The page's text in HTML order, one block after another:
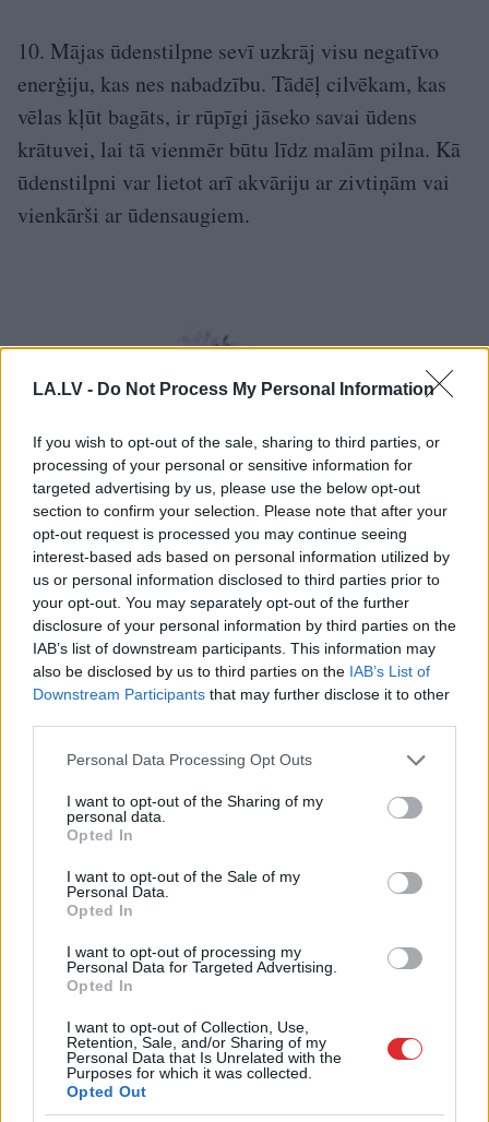
LA.LV - Do Not Process My Personal Information
If you wish to opt-out of the sale, sharing to third parties, or
processing of your personal or sensitive information for
targeted advertising by us, please use the below opt-out
section to confirm your selection. Please note that after your
opt-out request is processed you may continue seeing
interest-based ads based on personal information utilized by
us or personal information disclosed to third parties prior to
your opt-out. You may separately opt-out of the further
disclosure of your personal information by third parties on the
IAB’s list of downstream participants. This information may
also be disclosed by us to third parties on the IAB’s List of
Downstream Participants that may further disclose it to other
Please note that this website/app uses one or more Google
not limited to your visit or usage behaviour. You may click to
grant or deny consent to Google and its third-party tags to
use your data for below specified purposes in below Google
consent section.
Personal Data Processing Opt Outs
I want to opt-out of the Sharing of my
personal data.
Opted In
I want to opt-out of the Sale of my
Personal Data.
Opted In
I want to opt-out of processing my
Personal Data for Targeted Advertising.
Opted In
I want to opt-out of Collection, Use,
Retention, Sale, and/or Sharing of my
Personal Data that Is Unrelated with the
Purposes for which it was collected.
Opted Out
10. Mājas ūdenstilpne sevī uzkrāj visu negatīvo
enerģiju, kas nes nabadzību. Tādēļ cilvēkam, kas
vēlas kļūt bagāts, ir rūpīgi jāseko savai ūdens
krātuvei, lai tā vienmēr būtu līdz malām pilna. Kā
ūdenstilpni var lietot arī akvāriju ar zivtiņām vai
vienkārši ar ūdensaugiem.
Timiāns
Foto – Shutterstock
11. Uz ūdens dzimuša un auguša putna balto
iemītnieku nākotne būtu laimīga.
12. Timiāns ir brīnumzālīte ikvienai sievietei, tas
palīdz mājas pavarda glabātājām saglabāt
skaistumu un mīlestību. Bet, ja mājās nav
saimnieces, tad šis augs ir jāievieš, un viss
13. Pūpolus mājās turēja, lai pagarinātu tās
iemītnieku dzīvi. Taču tagad ir piemirsts, ka šim
nolūkam neder jebkuri pūpoli. Ja ņem zariņus no
veca koka, tad nekāda labuma nebūs, tieši otrādi –
tas ir pat bīstami.